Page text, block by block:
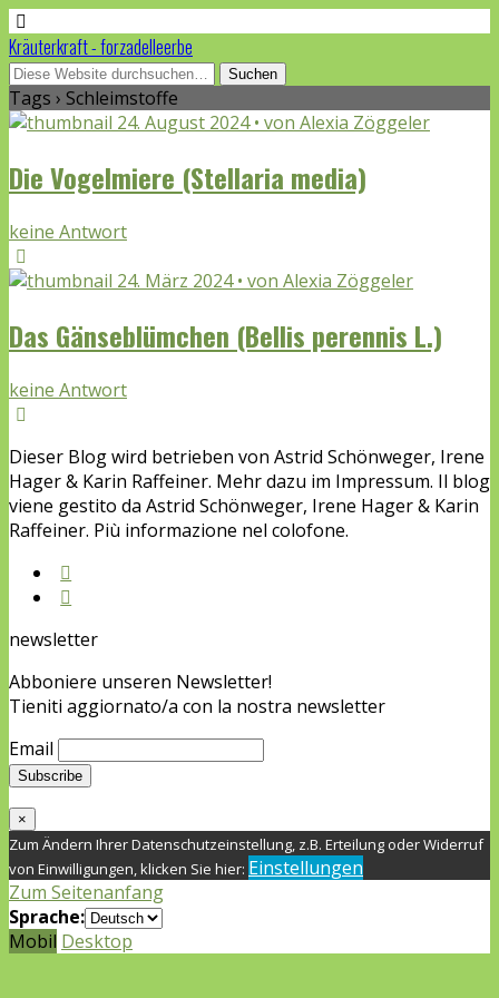
Kräuterkraft - forzadelleerbe
Tags › Schleimstoffe
24. August 2024 • von Alexia Zöggeler
Die Vogelmiere (Stellaria media)
keine Antwort
24. März 2024 • von Alexia Zöggeler
Das Gänseblümchen (Bellis perennis L.)
keine Antwort
Dieser Blog wird betrieben von Astrid Schönweger, Irene
Hager & Karin Raffeiner. Mehr dazu im Impressum. Il blog
viene gestito da Astrid Schönweger, Irene Hager & Karin
Raffeiner. Più informazione nel colofone.
newsletter
Abboniere unseren Newsletter!
Tieniti aggiornato/a con la nostra newsletter
Email
×
Zum Ändern Ihrer Datenschutzeinstellung, z.B. Erteilung oder Widerruf
von Einwilligungen, klicken Sie hier: Einstellungen
Zum Seitenanfang
Sprache:
Mobil Desktop